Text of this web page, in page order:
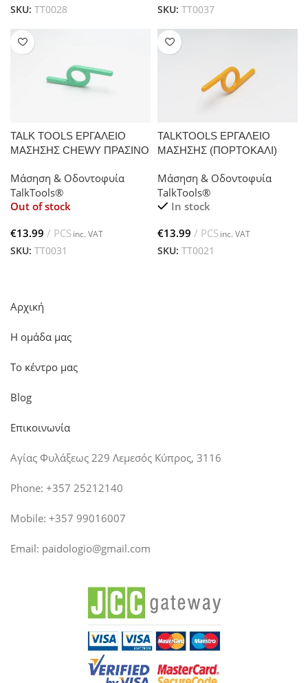
SKU: TT0028 SKU: TT0037
TALK TOOLS ΕΡΓΑΛΕΙΟ
ΜΑΣΗΣΗΣ CHEWY ΠΡΑΣΙΝΟ
Μάσηση & Οδοντοφυία
TalkTools®
Out of stock
€
SKU: TT0031
TALKTOOLS ΕΡΓΑΛΕΙΟ
ΜΑΣΗΣΗΣ (ΠΟΡΤΟΚΑΛΙ)
Μάσηση & Οδοντοφυία
TalkTools®
In stock
€
SKU: TT0021
Αρχική
Η ομάδα μας
Το κέντρο μας
Blog
Επικοινωνία
Αγίας Φυλάξεως 229 Λεμεσός Κύπρος, 3116
Phone: +357 25212140
Mobile: +357 99016007
Email: paidologio@gmail.com